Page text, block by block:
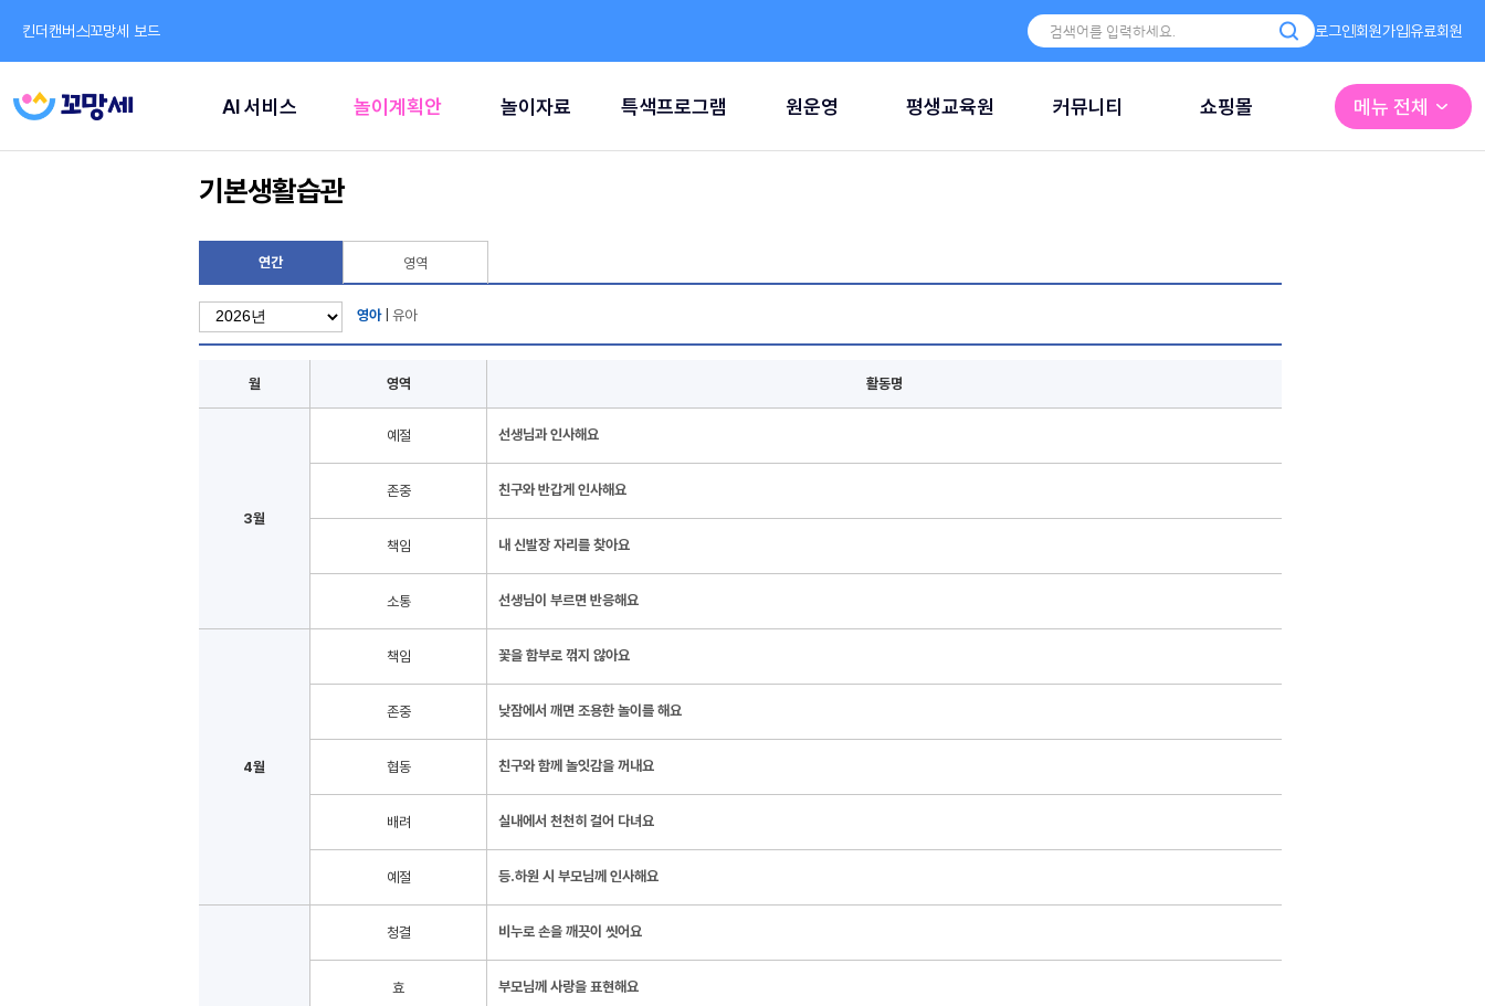
킨더캔버스꼬망세 보드 로그인회원가입유료회원
AI 서비스 놀이계획안 놀이자료 특색프로그램 원운영 평생교육원 커뮤니티 쇼핑몰 메뉴 전체
기본생활습관
연간 영역
영아| 유아
월 영역 활동명
3월
예절 선생님과 인사해요
존중 친구와 반갑게 인사해요
책임 내 신발장 자리를 찾아요
소통 선생님이 부르면 반응해요
4월
책임 꽃을 함부로 꺾지 않아요
존중 낮잠에서 깨면 조용한 놀이를 해요
협동 친구와 함께 놀잇감을 꺼내요
배려 실내에서 천천히 걸어 다녀요
예절 등․하원 시 부모님께 인사해요
청결 비누로 손을 깨끗이 씻어요
효 부모님께 사랑을 표현해요